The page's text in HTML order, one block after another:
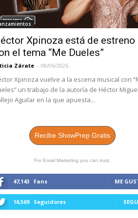
Xpinoza está de estreno
el tema “Me Dueles”
Zárate - 08/06/2026
Xpinoza vuelve a la escena musical con
un trabajo de la autoría de Héctor Miguel
Aguilar en la que apuesta...
Recibe ShowPrep Gratis
For Email Marketing you can trust.
47,143 Fans ME
16,569 Seguidores